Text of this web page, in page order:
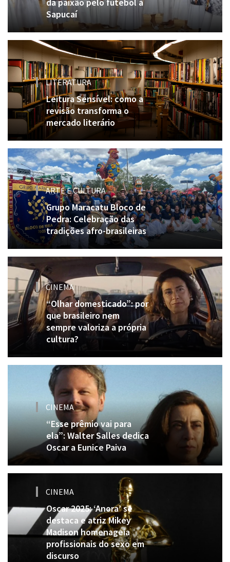
Sapucaí
LITERATURA
Leitura Sensível: como a
revisão transforma o
mercado literário
ARTE E CULTURA
Grupo Maracatu Bloco de
Pedra: Celebração das
tradições afro-brasileiras
CINEMA
“Olhar domesticado”: por
que brasileiro nem
sempre valoriza a própria
cultura?
CINEMA
“Esse prêmio vai para
ela”: Walter Salles dedica
Oscar a Eunice Paiva
CINEMA
Oscar 2025: ‘Anora’ se
destaca e atriz Mikey
Madison homenageia
profissionais do sexo em
discurso